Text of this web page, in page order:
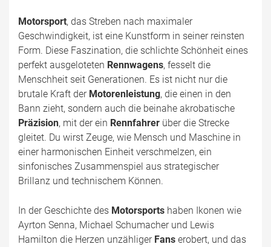
Motorsport, das Streben nach maximaler
Geschwindigkeit, ist eine Kunstform in seiner reinsten
Form. Diese Faszination, die schlichte Schönheit eines
perfekt ausgeloteten Rennwagens, fesselt die
Menschheit seit Generationen. Es ist nicht nur die
brutale Kraft der Motorenleistung, die einen in den
Bann zieht, sondern auch die beinahe akrobatische
Präzision, mit der ein Rennfahrer über die Strecke
gleitet. Du wirst Zeuge, wie Mensch und Maschine in
einer harmonischen Einheit verschmelzen, ein
sinfonisches Zusammenspiel aus strategischer
Brillanz und technischem Können.
In der Geschichte des Motorsports haben Ikonen wie
Ayrton Senna, Michael Schumacher und Lewis
Hamilton die Herzen unzähliger Fans erobert, und das